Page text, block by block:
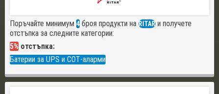
Поръчайте минимум 4 броя продукти на RITAR и получете
отстъпка за следните категории:
5% отстъпка:
Батерии за UPS и СОТ-аларми